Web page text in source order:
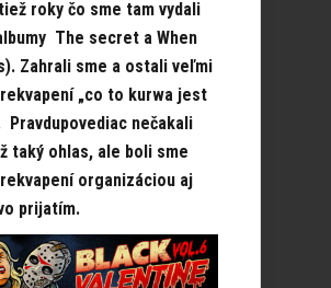
roky čo sme tam vydali
The secret a When
Zahrali sme a ostali veľmi
„co to kurwa jest
Pravdupovediac nečakali
taký ohlas, ale boli sme
organizáciou aj
prijatím.